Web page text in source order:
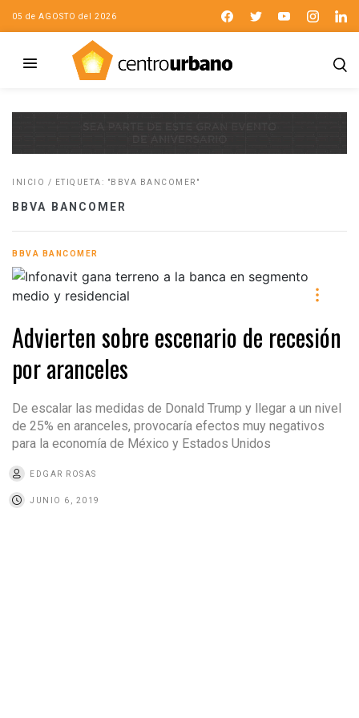
05 de AGOSTO del 2026
INICIO / ETIQUETA: "BBVA BANCOMER"
BBVA BANCOMER
BBVA BANCOMER
Advierten sobre escenario de recesión
por aranceles
De escalar las medidas de Donald Trump y llegar a un nivel
de 25% en aranceles, provocaría efectos muy negativos
para la economía de México y Estados Unidos
EDGAR ROSAS
JUNIO 6, 2019